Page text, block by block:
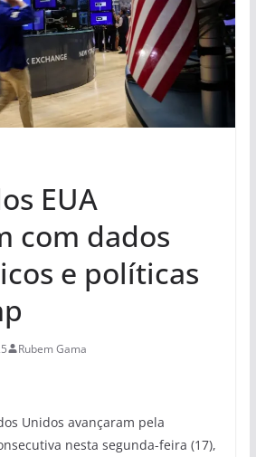
EUA
com dados
e políticas
Rubem Gama
Unidos avançaram pela
nesta segunda-feira (17),